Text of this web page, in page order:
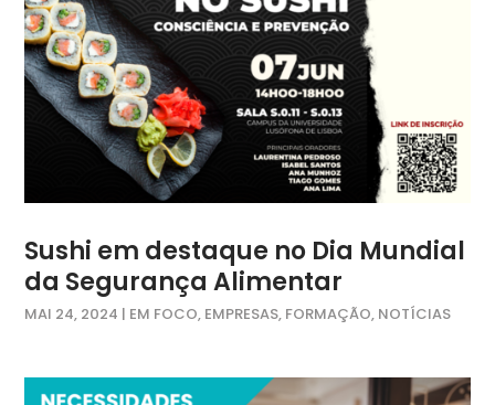
Sushi em destaque no Dia Mundial
da Segurança Alimentar
MAI 24, 2024 | EM FOCO, EMPRESAS, FORMAÇÃO, NOTÍCIAS